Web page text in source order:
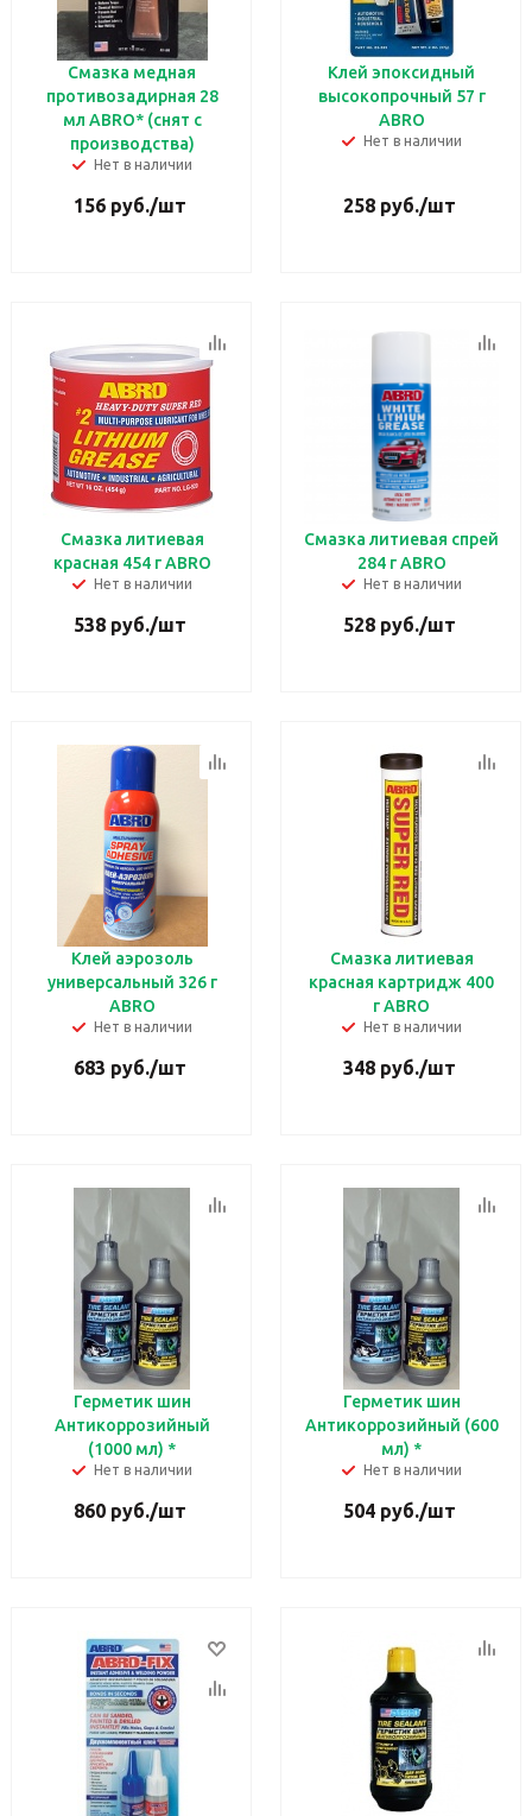
Смазка медная
противозадирная 28
мл ABRO* (снят с
производства)
Нет в наличии
156руб./шт
Клей эпоксидный
высокопрочный 57 г
ABRO
Нет в наличии
258руб./шт
Смазка литиевая
красная 454 г ABRO
Нет в наличии
538руб./шт
Смазка литиевая спрей
284 г ABRO
Нет в наличии
528руб./шт
Клей аэрозоль
универсальный 326 г
ABRO
Нет в наличии
683 руб./шт
Смазка литиевая
красная картридж 400
г ABRO
Нет в наличии
348руб./шт
Герметик шин
Антикоррозийный
(1000 мл) *
Нет в наличии
860руб./шт
Герметик шин
Антикоррозийный (600
мл) *
Нет в наличии
504руб./шт